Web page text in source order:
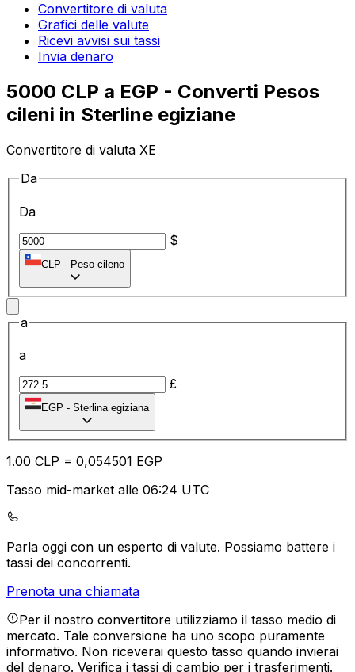
Convertitore di valuta
Grafici delle valute
Ricevi avvisi sui tassi
Invia denaro
5000 CLP a EGP - Converti Pesos
cileni in Sterline egiziane
Convertitore di valuta XE
Da
Da
$
CLP - Peso cileno
a
a
£
EGP - Sterlina egiziana
1.00 CLP = 0,054501 EGP
Tasso mid-market alle 06:24 UTC
Parla oggi con un esperto di valute. Possiamo battere i
tassi dei concorrenti.
Prenota una chiamata
Per il nostro convertitore utilizziamo il tasso medio di
mercato. Tale conversione ha uno scopo puramente
informativo. Non riceverai questo tasso quando invierai
del denaro. Verifica i tassi di cambio per i trasferimenti.